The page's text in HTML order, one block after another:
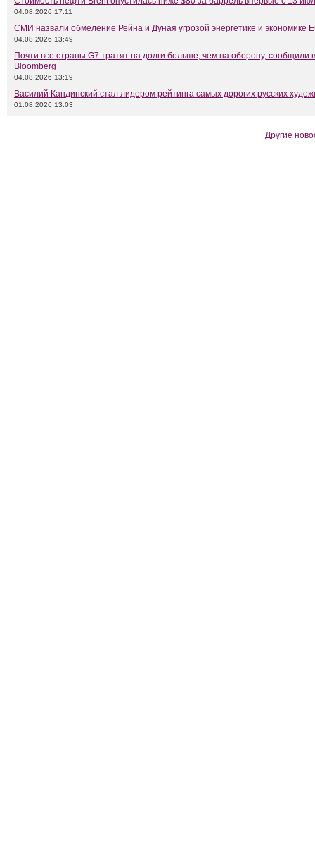
04.08.2026 17:11
СМИ назвали обмеление Рейна и Дуная угрозой энергетике и экономике
04.08.2026 13:49
Почти все страны G7 тратят на долги больше, чем на оборону, сообщили в
Bloomberg
04.08.2026 13:19
Василий Кандинский стал лидером рейтинга самых дорогих русских
01.08.2026 13:03
Другие